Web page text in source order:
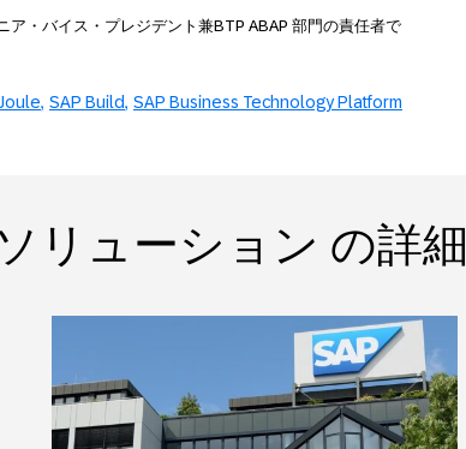
ア・バイス・プレジデント兼BTP ABAP 部門の責任者で
SAP Build SAP Business Technology Platform
リューション の詳細